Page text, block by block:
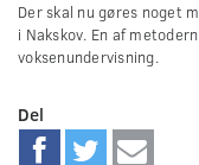
Der skal nu gøres noget
i Nakskov. En af
voksenundervisning.
Del